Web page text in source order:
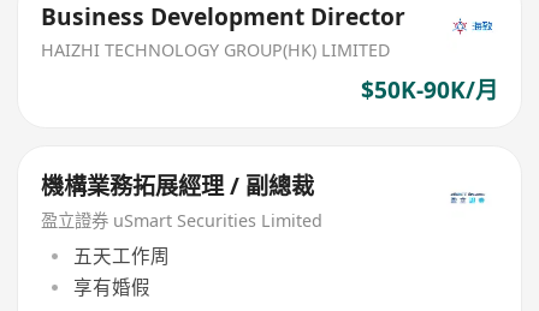
Business Development Director
HAIZHI TECHNOLOGY GROUP(HK) LIMITED
$50K-90K/月
機構業務拓展經理 / 副總裁
盈立證券 uSmart Securities Limited
五天工作周
享有婚假